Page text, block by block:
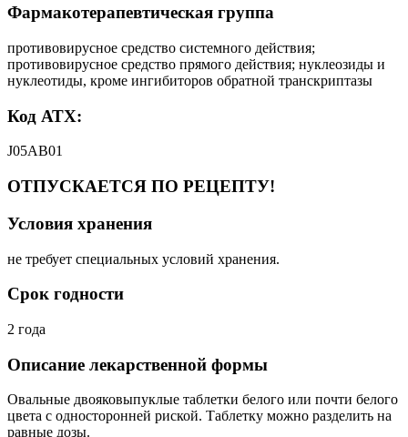
Фармакотерапевтическая группа
противовирусное средство системного действия;
противовирусное средство прямого действия; нуклеозиды и
нуклеотиды, кроме ингибиторов обратной транскриптазы
Код АТХ:
J05AB01
ОТПУСКАЕТСЯ ПО РЕЦЕПТУ!
Условия хранения
не требует специальных условий хранения.
Срок годности
2 года
Описание лекарственной формы
Овальные двояковыпуклые таблетки белого или почти белого
цвета с односторонней риской. Таблетку можно разделить на
равные дозы.